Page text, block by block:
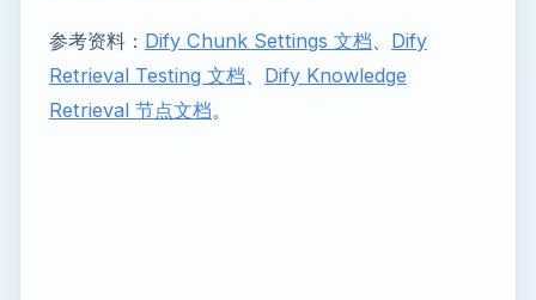
参考资料： Dify Chunk Settings 文档
Dify
Retrieval Testing 文档
Dify Knowledge
Retrieval 节点文档。